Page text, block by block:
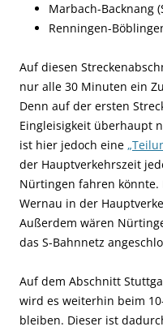
Marbach-Backnang
Renningen-
Auf diesen
nur alle 30 Minuten ein
Denn auf der ersten
Eingleisigkeit überhaupt
ist hier jedoch eine
der Hauptverkehrszeit
Nürtingen fahren
Wernau in der
Außerdem wären
das S-Bahnnetz
Auf dem Abschnitt
wird es weiterhin beim
bleiben. Dieser ist